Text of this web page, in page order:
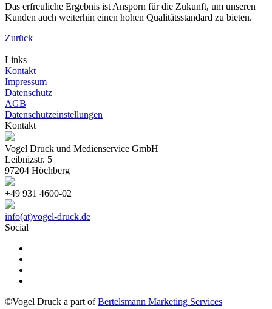
Das erfreuliche Ergebnis ist Ansporn für die Zukunft, um unseren
Kunden auch weiterhin einen hohen Qualitätsstandard zu bieten.
Zurück
Links
Kontakt
Impressum
Datenschutz
AGB
Datenschutzeinstellungen
Kontakt
Vogel Druck und Medienservice GmbH
Leibnizstr. 5
97204 Höchberg
+49 931 4600-02
info(at)vogel-druck.de
Social
©Vogel Druck a part ofBertelsmann Marketing Services